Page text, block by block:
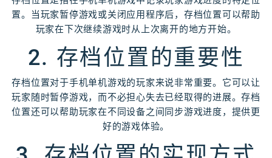
置。当玩家暂停游戏或关闭应用程序后，存档位置可以帮助
玩家在下次继续游戏时从上次离开的地方开始。
2. 存档位置的重要性
存档位置对于手机单机游戏的玩家来说非常重要。它可以让
玩家随时暂停游戏，而不必担心失去已经取得的进展。存档
位置还可以帮助玩家在不同设备之间同步游戏进度，提供更
好的游戏体验。